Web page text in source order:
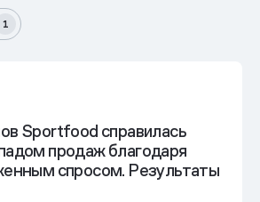
1
Sportfood справилась
продаж благодаря
спросом. Результаты